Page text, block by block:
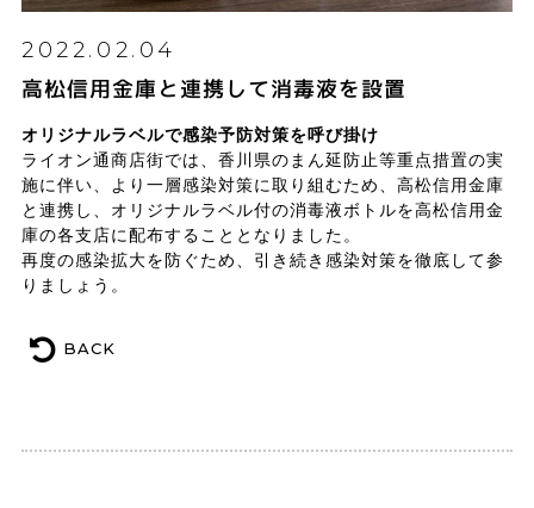
2022.02.04
高松信用金庫と連携して消毒液を設置
オリジナルラベルで感染予防対策を呼び掛け
ライオン通商店街では、香川県のまん延防止等重点措置の実
施に伴い、より一層感染対策に取り組むため、高松信用金庫
と連携し、オリジナルラベル付の消毒液ボトルを高松信用金
庫の各支店に配布することとなりました。
再度の感染拡大を防ぐため、引き続き感染対策を徹底して参
りましょう。
BACK